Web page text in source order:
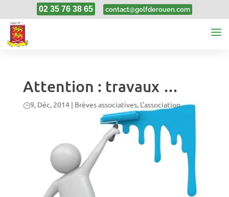
02 35 76 38 65 contact@golfderouen.com
Attention : travaux …
9, Déc, 2014| Brèves associatives, L'association